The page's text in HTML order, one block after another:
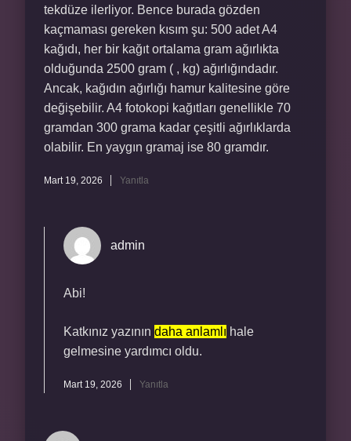
tekdüze ilerliyor. Bence burada gözden
kaçmaması gereken kısım şu: 500 adet A4
kağıdı, her bir kağıt ortalama gram ağırlıkta
olduğunda 2500 gram ( , kg) ağırlığındadır.
Ancak, kağıdın ağırlığı hamur kalitesine göre
değişebilir. A4 fotokopi kağıtları genellikle 70
gramdan 300 grama kadar çeşitli ağırlıklarda
olabilir. En yaygın gramaj ise 80 gramdır.
Mart 19, 2026 Yanıtla
admin
Abi!
Katkınız yazının daha anlamlı hale
gelmesine yardımcı oldu.
Mart 19, 2026 Yanıtla